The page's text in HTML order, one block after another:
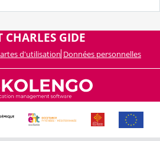
CHARLES GIDE
d'utilisation Données personnelles